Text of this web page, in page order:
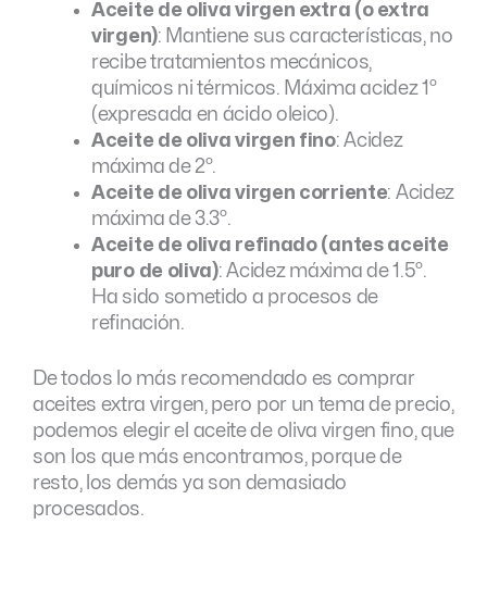
Aceite de oliva virgen extra (o extra
virgen): Mantiene sus características, no
recibe tratamientos mecánicos,
químicos ni térmicos. Máxima acidez 1º
(expresada en ácido oleico).
Aceite de oliva virgen fino: Acidez
máxima de 2º.
Aceite de oliva virgen corriente: Acidez
máxima de 3.3º.
Aceite de oliva refinado (antes aceite
puro de oliva): Acidez máxima de 1.5º.
Ha sido sometido a procesos de
refinación.
De todos lo más recomendado es comprar
aceites extra virgen, pero por un tema de precio,
podemos elegir el aceite de oliva virgen fino, que
son los que más encontramos, porque de
resto, los demás ya son demasiado
procesados.